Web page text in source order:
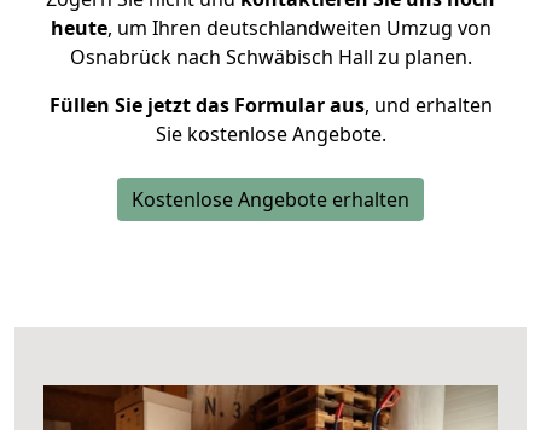
heute, um Ihren deutschlandweiten Umzug von
Osnabrück nach Schwäbisch Hall zu planen.
Füllen Sie jetzt das Formular aus, und erhalten
Sie kostenlose Angebote.
Kostenlose Angebote erhalten